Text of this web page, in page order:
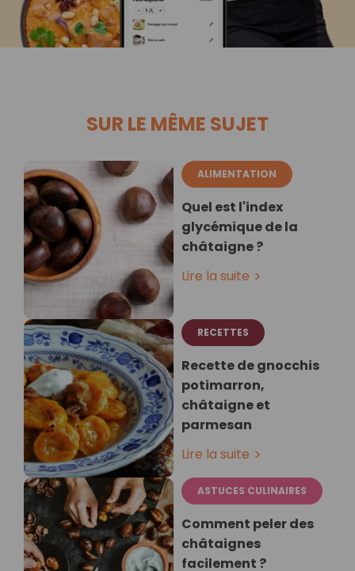
SUR LE MÊME SUJET
ALIMENTATION
Quel est l'index
glycémique de la
châtaigne ?
Lire la suite
RECETTES
Recette de gnocchis
potimarron,
châtaigne et
parmesan
Lire la suite
ASTUCES CULINAIRES
Comment peler des
châtaignes
facilement ?